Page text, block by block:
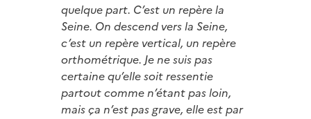
quelque part. C’est un repère la
Seine. On descend vers la Seine,
c’est un repère vertical, un repère
orthométrique. Je ne suis pas
certaine qu’elle soit ressentie
partout comme n’étant pas loin,
mais ça n’est pas grave, elle est par